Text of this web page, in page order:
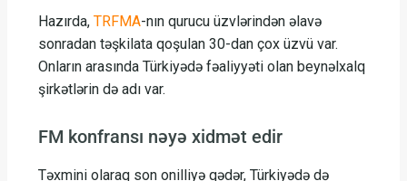
Hazırda, TRFMA-nın qurucu üzvlərindən əlavə
sonradan təşkilata qoşulan 30-dan çox üzvü var.
Onların arasında Türkiyədə fəaliyyəti olan beynəlxalq
şirkətlərin də adı var.
FM konfransı nəyə xidmət edir
Təxmini olaraq son onilliyə qədər, Türkiyədə də